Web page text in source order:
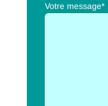
Votre message*